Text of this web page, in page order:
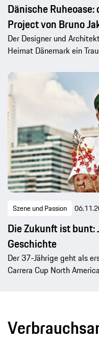
Dänische
Project von Bruno
Der Designer und
Heimat Dänemark ein
Szene und Passion
Die Zukunft ist
Geschichte
Der 37-Jährige geht als
Carrera Cup North